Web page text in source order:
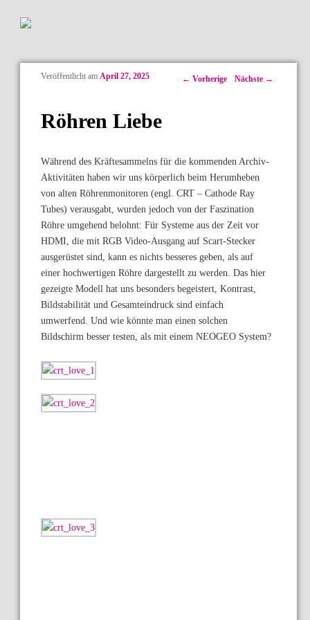
Artikelnavigation
← Vorherige Nächste →
Röhren Liebe
Veröffentlicht am April 27, 2025
Während des Kräftesammelns für die kommenden Archiv-
Aktivitäten haben wir uns körperlich beim Herumheben
von alten Röhrenmonitoren (engl. CRT – Cathode Ray
Tubes) verausgabt, wurden jedoch von der Faszination
Röhre umgehend belohnt: Für Systeme aus der Zeit vor
HDMI, die mit RGB Video-Ausgang auf Scart-Stecker
ausgerüstet sind, kann es nichts besseres geben, als auf
einer hochwertigen Röhre dargestellt zu werden. Das hier
gezeigte Modell hat uns besonders begeistert, Kontrast,
Bildstabilität und Gesamteindruck sind einfach
umwerfend. Und wie könnte man einen solchen
Bildschirm besser testen, als mit einem NEOGEO System?